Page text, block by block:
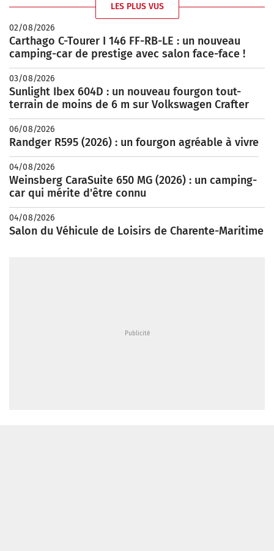
LES PLUS VUS
02/08/2026
Carthago C-Tourer I 146 FF-RB-LE : un nouveau
camping-car de prestige avec salon face-face !
03/08/2026
Sunlight Ibex 604D : un nouveau fourgon tout-
terrain de moins de 6 m sur Volkswagen Crafter
06/08/2026
Randger R595 (2026) : un fourgon agréable à vivre
04/08/2026
Weinsberg CaraSuite 650 MG (2026) : un camping-
car qui mérite d'être connu
04/08/2026
Salon du Véhicule de Loisirs de Charente-Maritime